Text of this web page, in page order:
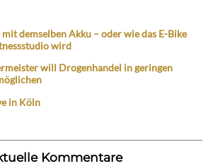
demselben Akku – oder wie das E-Bike
wird
will Drogenhandel in geringen
in Köln
Kommentare